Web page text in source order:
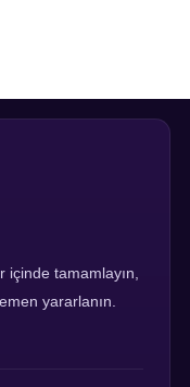
tamamlayın,
yararlanın.